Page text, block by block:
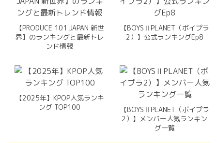
【PRODUCE 101 JAPAN 新世
界】のランキングと最新トレ
ンド情報
【BOYSⅡPLANET（ボイプラ
2）】公式ランキングEp8
【2025年】KPOP人気ランキ
ング TOP100
【BOYSⅡPLANET（ボイプラ
2）】メンバー人気ランキン
グ一覧